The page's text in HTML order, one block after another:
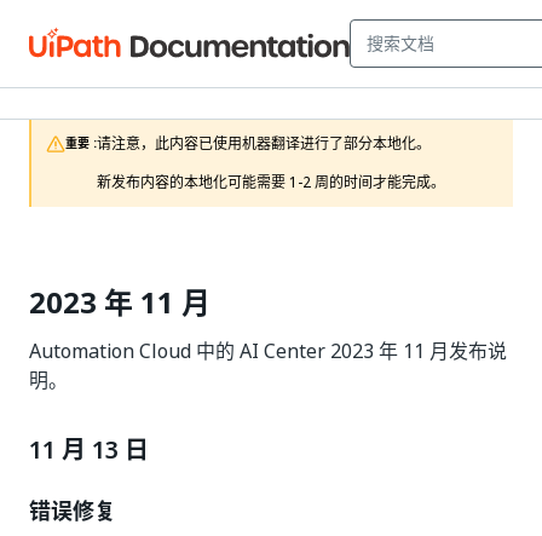
重要 :请注意，此内容已使用机器翻译进行了部分本地化。
新发布内容的本地化可能需要 1-2 周的时间才能完成。
2023 年 11 月
Automation Cloud 中的 AI Center 2023 年 11 月发布说
明。
11 月 13 日
错误修复